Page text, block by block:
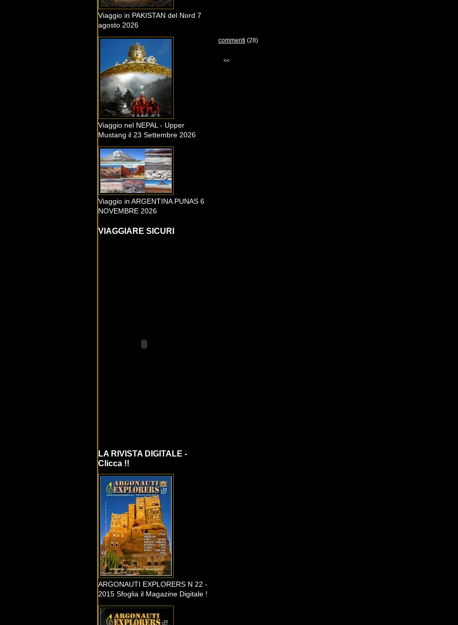
commenti (28)
<<
Viaggio in PAKISTAN del Nord 7
agosto 2026
Viaggio nel NEPAL - Upper
Mustang il 23 Settembre 2026
Viaggio in ARGENTINA PUNAS 6
NOVEMBRE 2026
VIAGGIARE SICURI
LA RIVISTA DIGITALE -
Clicca !!
ARGONAUTI EXPLORERS N 22 -
2015 Sfoglia il Magazine Digitale !